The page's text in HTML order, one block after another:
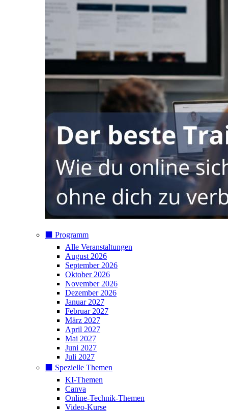
⬛️ Programm
Alle Veranstaltungen
August 2026
September 2026
Oktober 2026
November 2026
Dezember 2026
Januar 2027
Februar 2027
März 2027
April 2027
Mai 2027
Juni 2027
Juli 2027
⬛️ Spezielle Themen
KI-Themen
Canva
Online-Technik-Themen
Video-Kurse